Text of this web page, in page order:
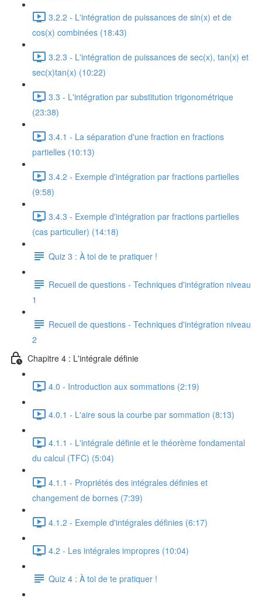
3.2.2 - L'intégration de puissances de sin(x) et de
cos(x) combinées (18:43)
3.2.3 - L'intégration de puissances de sec(x), tan(x) et
sec(x)tan(x) (10:22)
3.3 - L'intégration par substitution trigonométrique
(23:38)
3.4.1 - La séparation d'une fraction en fractions
partielles (10:13)
3.4.2 - Exemple d'intégration par fractions partielles
(9:58)
3.4.3 - Exemple d'intégration par fractions partielles
(cas particulier) (14:18)
Quiz 3 : À toi de te pratiquer !
Recueil de questions - Techniques d'intégration niveau
1
Recueil de questions - Techniques d'intégration niveau
2
Chapitre 4 : L'intégrale définie
4.0 - Introduction aux sommations (2:19)
4.0.1 - L'aire sous la courbe par sommation (8:13)
4.1.1 - L'intégrale définie et le théorème fondamental
du calcul (TFC) (5:04)
4.1.1 - Propriétés des intégrales définies et
changement de bornes (7:39)
4.1.2 - Exemple d'intégrales définies (6:17)
4.2 - Les intégrales impropres (10:04)
Quiz 4 : À toi de te pratiquer !